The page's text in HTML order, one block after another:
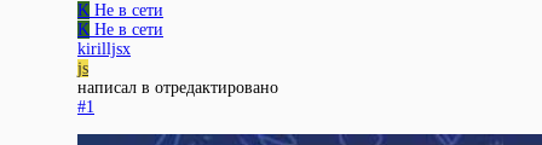
K Не в сети
K Не в сети
kirilljsx
js
написал в отредактировано
#1